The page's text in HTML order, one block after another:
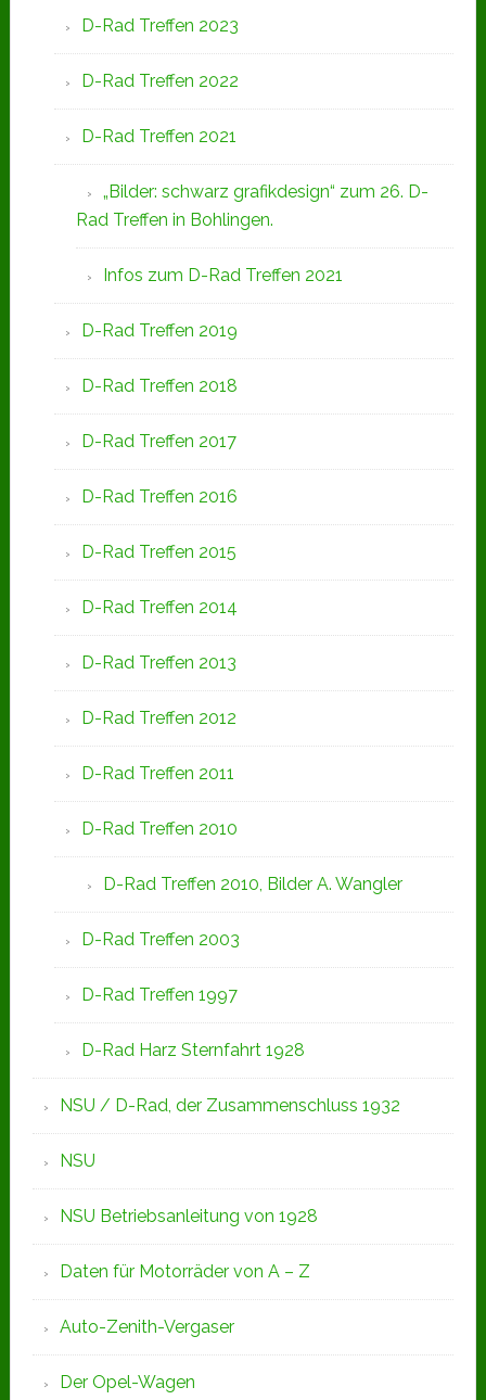
D-Rad Treffen 2023
D-Rad Treffen 2022
D-Rad Treffen 2021
„Bilder: schwarz grafikdesign“ zum 26. D-
Rad Treffen in Bohlingen.
Infos zum D-Rad Treffen 2021
D-Rad Treffen 2019
D-Rad Treffen 2018
D-Rad Treffen 2017
D-Rad Treffen 2016
D-Rad Treffen 2015
D-Rad Treffen 2014
D-Rad Treffen 2013
D-Rad Treffen 2012
D-Rad Treffen 2011
D-Rad Treffen 2010
D-Rad Treffen 2010, Bilder A. Wangler
D-Rad Treffen 2003
D-Rad Treffen 1997
D-Rad Harz Sternfahrt 1928
NSU / D-Rad, der Zusammenschluss 1932
NSU
NSU Betriebsanleitung von 1928
Daten für Motorräder von A – Z
Auto-Zenith-Vergaser
Der Opel-Wagen